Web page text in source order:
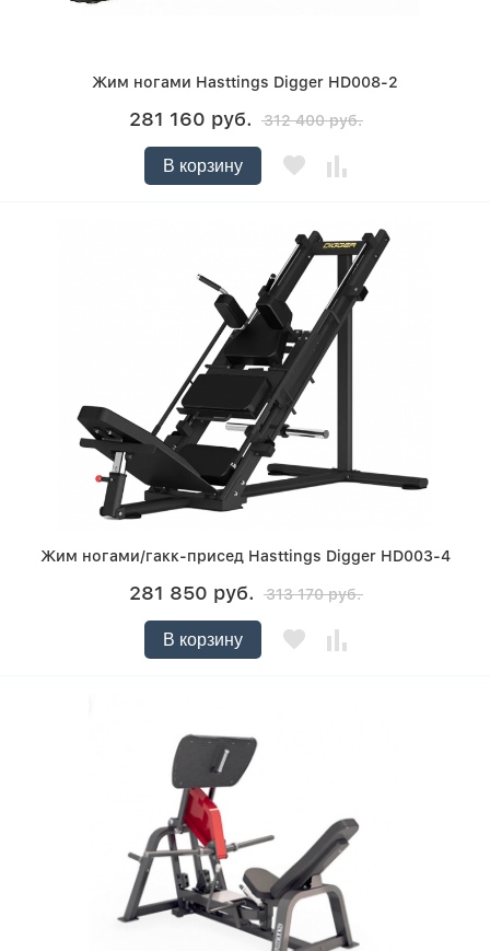
Жим ногами Hasttings Digger HD008-2
281 160 руб. 312 400 руб.
В корзину
Жим ногами/гакк-присед Hasttings Digger HD003-4
281 850 руб. 313 170 руб.
В корзину